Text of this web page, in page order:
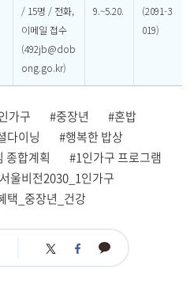
/ 15명 / 전화,
이메일 접수
(492jb@dob
ong.go.kr)
9.~5.20.
(2091-3
019)
가구 #중장년
#혼밥
다이닝
#행복한 밥상
종합계획
#1인가구 프로그램
울비전2030_1인가구
택_중장년_건강
트 페 카